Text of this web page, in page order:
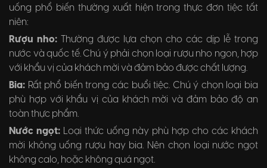
uống phổ biến thường xuất hiện trong thực đơn tiệc tất
niên:
Rượu nho: Thường được lựa chọn cho các dịp lễ trong
nước và quốc tế. Chú ý phải chọn loại rượu nho ngon, hợp
với khẩu vị của khách mời và đảm bảo được chất lượng.
Bia: Rất phổ biến trong các buổi tiệc. Chú ý chọn loại bia
phù hợp với khẩu vị của khách mời và đảm bảo độ an
toàn thực phẩm.
Nước ngọt: Loại thức uống này phù hợp cho các khách
mời không uống rượu hay bia. Nên chọn loại nước ngọt
không calo, hoặc không quá ngọt.